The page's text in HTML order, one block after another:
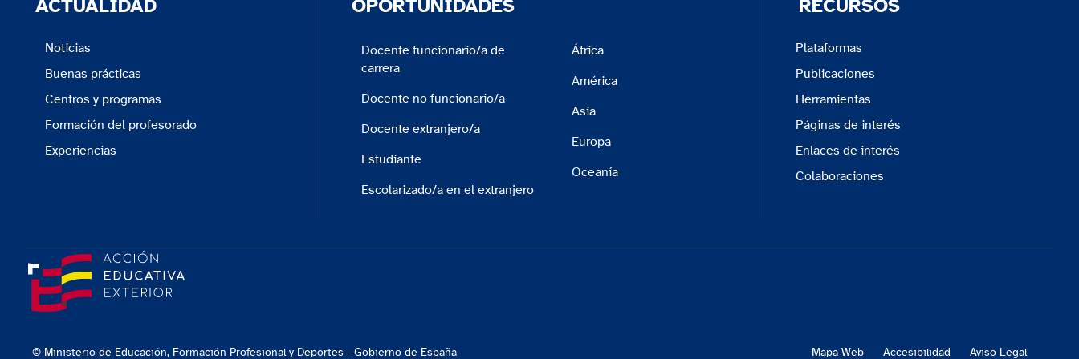
Organismos internacionales
Consejo de Europa
Languages of the Council of Europe
Observatorio de la Enseñanza de la
ACTUALIDAD
Noticias
Buenas prácticas
Centros y programas
Formación del profesorado
Experiencias
OPORTUNIDADES
Docente funcionario/a de
carrera
Docente no funcionario/a
Docente extranjero/a
Estudiante
Escolarizado/a en el extranjero
África
América
Asia
Europa
Oceanía
RECURSOS
Plataformas
Publicaciones
Herramientas
Páginas de interés
Enlaces de interés
Colaboraciones
© Ministerio de Educación, Formación Profesional y Deportes - Gobierno de España Mapa Web Accesibilidad Aviso Legal